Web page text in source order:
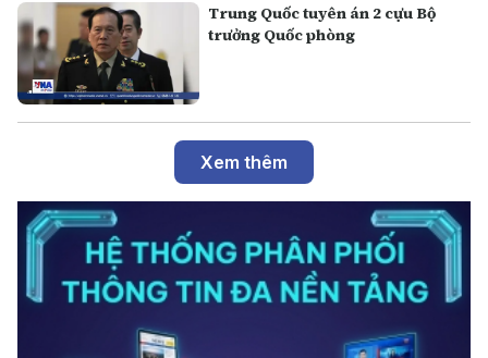
Trung Quốc tuyên án 2 cựu Bộ
trưởng Quốc phòng
Xem thêm